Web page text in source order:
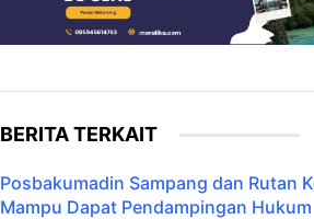
BERITA TERKAIT
Posbakumadin Sampang dan Rutan
Mampu Dapat Pendampingan Hukum